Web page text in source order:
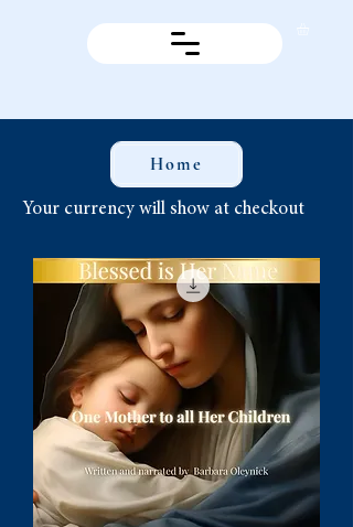
Home
Your currency will show at checkout